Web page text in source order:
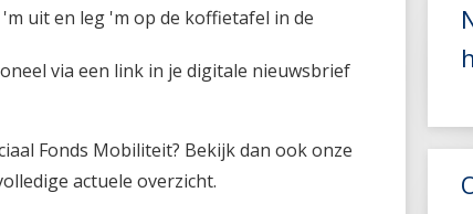
uit en leg 'm op de koffietafel in de
via een link in je digitale nieuwsbrief
Fonds Mobiliteit? Bekijk dan ook onze
actuele overzicht.